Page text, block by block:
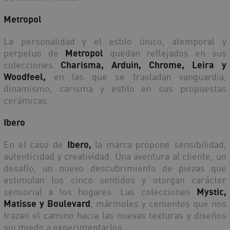
Metropol
La personalidad y el estilo único, atemporal y
perpetuo de Metropol quedan reflejados en sus
colecciones Charisma, Arduin, Chrome, Leira y
Woodfeel, en las que se trasladan vanguardia,
dinamismo, carisma y estilo en sus propuestas
cerámicas.
Ibero
En el caso de Ibero, la marca propone sensibilidad,
autenticidad y creatividad. Una aventura al cliente, un
desafío, un nuevo descubrimiento de piezas que
estimulan los cinco sentidos y otorgan carácter
sensorial a los hogares. Las colecciones Mystic,
Matisse y Boulevard, mármoles y cementos que nos
trazan el camino hacia las nuevas texturas y diseños
sin miedo a experimentarlos.